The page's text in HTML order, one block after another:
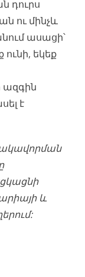
դուրս
ու մինչև
ասացի՝
եկեք
է
և